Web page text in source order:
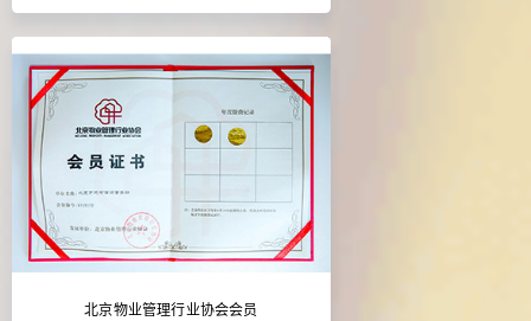
北京物业管理行业协会会员